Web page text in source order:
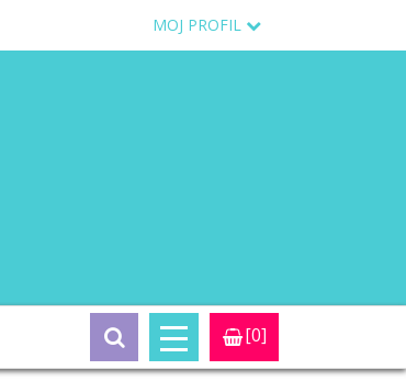
MOJ PROFIL
[0]